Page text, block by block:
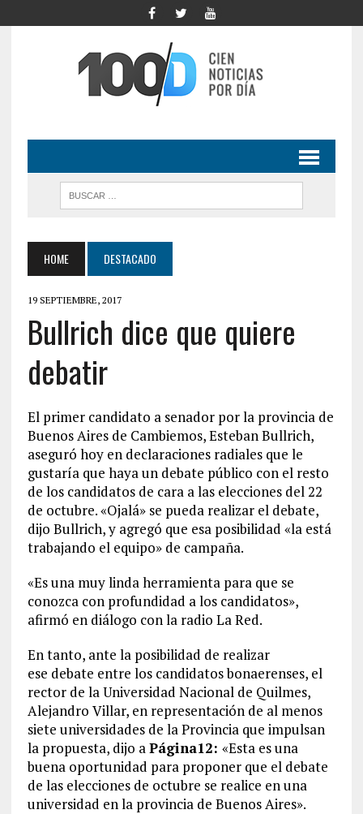
HOME DESTACADO
19 SEPTIEMBRE, 2017
Bullrich dice que quiere
debatir
El primer candidato a senador por la provincia de
Buenos Aires de Cambiemos, Esteban Bullrich,
aseguró hoy en declaraciones radiales que le
gustaría que haya un debate público con el resto
de los candidatos de cara a las elecciones del 22
de octubre. «Ojalá» se pueda realizar el debate,
dijo Bullrich, y agregó que esa posibilidad «la está
trabajando el equipo» de campaña.
«Es una muy linda herramienta para que se
conozca con profundidad a los candidatos»,
afirmó en diálogo con la radio La Red.
En tanto, ante la posibilidad de realizar
ese debate entre los candidatos bonaerenses, el
rector de la Universidad Nacional de Quilmes,
Alejandro Villar, en representación de al menos
siete universidades de la Provincia que impulsan
la propuesta, dijo aPágina12: «Esta es una
buena oportunidad para proponer que el debate
de las elecciones de octubre se realice en una
universidad en la provincia de Buenos Aires».